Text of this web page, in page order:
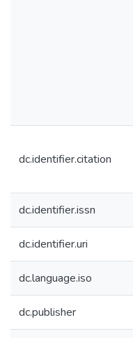
dc.identifier.citation
dc.identifier.issn
dc.identifier.uri
dc.language.iso
dc.publisher